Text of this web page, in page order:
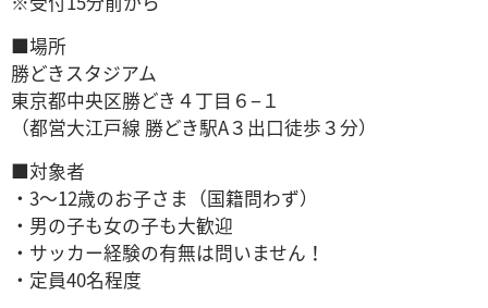
■場所
勝どきスタジアム
東京都中央区勝どき４丁目６−１
（都営大江戸線 勝どき駅A３出口徒歩３分）
■対象者
・3～12歳のお子さま（国籍問わず）
・男の子も女の子も大歓迎
・サッカー経験の有無は問いません！
・定員40名程度